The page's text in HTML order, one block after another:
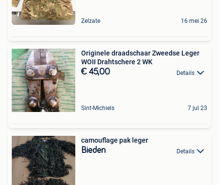
Zelzate 16 mei 26
Originele draadschaar Zweedse Leger
WOII Drahtschere 2 WK
€ 45,00 Details
Sint-Michiels 7 jul 23
camouflage pak leger
Bieden Details